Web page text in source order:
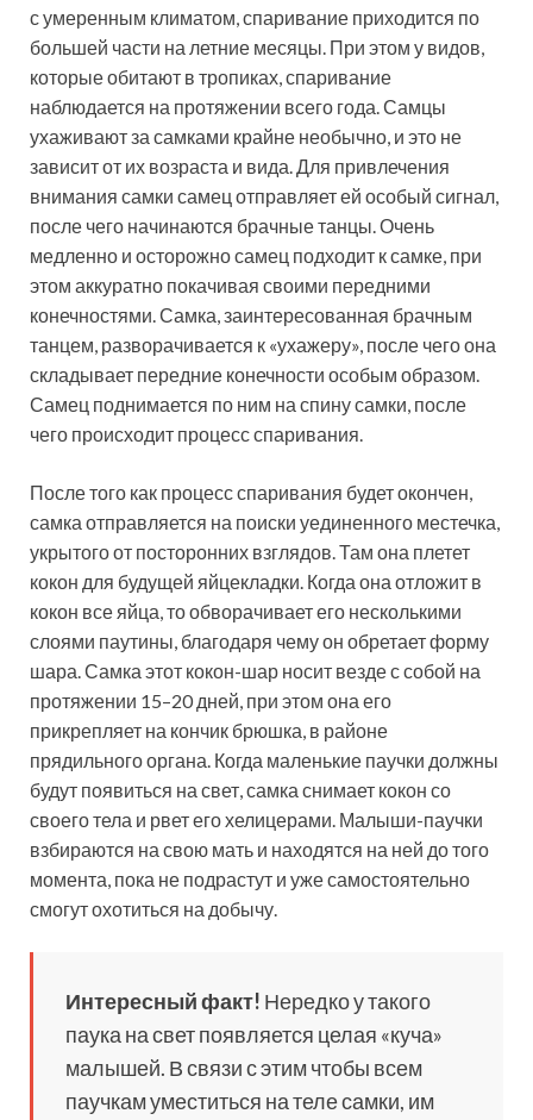
с умеренным климатом, спаривание приходится по
большей части на летние месяцы. При этом у видов,
которые обитают в тропиках, спаривание
наблюдается на протяжении всего года. Самцы
ухаживают за самками крайне необычно, и это не
зависит от их возраста и вида. Для привлечения
внимания самки самец отправляет ей особый сигнал,
после чего начинаются брачные танцы. Очень
медленно и осторожно самец подходит к самке, при
этом аккуратно покачивая своими передними
конечностями. Самка, заинтересованная брачным
танцем, разворачивается к «ухажеру», после чего она
складывает передние конечности особым образом.
Самец поднимается по ним на спину самки, после
чего происходит процесс спаривания.
После того как процесс спаривания будет окончен,
самка отправляется на поиски уединенного местечка,
укрытого от посторонних взглядов. Там она плетет
кокон для будущей яйцекладки. Когда она отложит в
кокон все яйца, то обворачивает его несколькими
слоями паутины, благодаря чему он обретает форму
шара. Самка этот кокон-шар носит везде с собой на
протяжении 15–20 дней, при этом она его
прикрепляет на кончик брюшка, в районе
прядильного органа. Когда маленькие паучки должны
будут появиться на свет, самка снимает кокон со
своего тела и рвет его хелицерами. Малыши-паучки
взбираются на свою мать и находятся на ней до того
момента, пока не подрастут и уже самостоятельно
смогут охотиться на добычу.
Интересный факт! Нередко у такого
паука на свет появляется целая «куча»
малышей. В связи с этим чтобы всем
паучкам уместиться на теле самки, им